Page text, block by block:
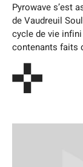
Pyrowave s’est
de Vaudreuil
cycle de vie
contenants faits